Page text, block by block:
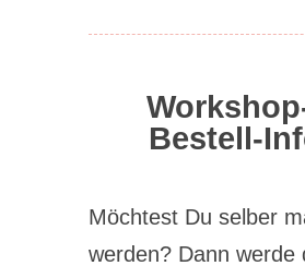
Bestell-
Möchtest Du selber
werden? Dann werde